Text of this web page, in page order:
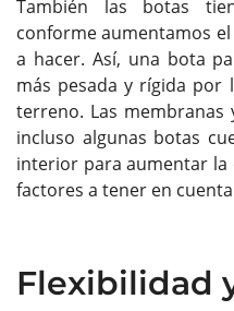
También las botas
conforme aumentamos
a hacer. Así, una bota
más pesada y rígida por
terreno. Las membranas
incluso algunas botas
interior para aumentar la
factores a tener en
Flexibilidad